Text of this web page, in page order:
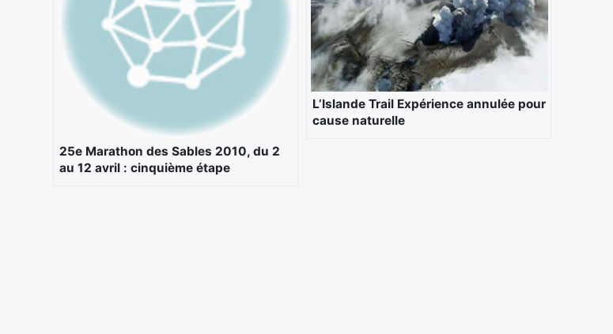
25e Marathon des Sables 2010, du 2
au 12 avril : cinquième étape
L’Islande Trail Expérience annulée pour
cause naturelle